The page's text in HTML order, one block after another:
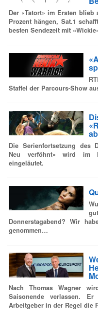
Der «Tatort» im Ersten
Prozent hängen, Sat.1
besten Sendezeit mit
Staffel der Parcours-Show
Die Serienfortsetzung des
Neu verföhnt» wird im
eingeläutet.
Donnerstagabend? Wir
genommen…
Nach Thomas Wagner
Saisonende verlassen.
Arbeitgeber in der Regel die